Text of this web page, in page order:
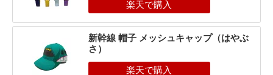
新幹線 帽子 メッシュキャップ（はやぶ
さ）